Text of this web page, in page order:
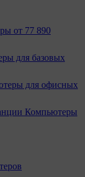
от 77 890
для базовых
для офисных
Компьютеры